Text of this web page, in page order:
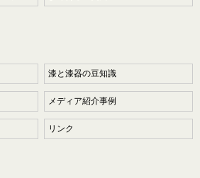
漆と漆器の豆知識
メディア紹介事例
リンク